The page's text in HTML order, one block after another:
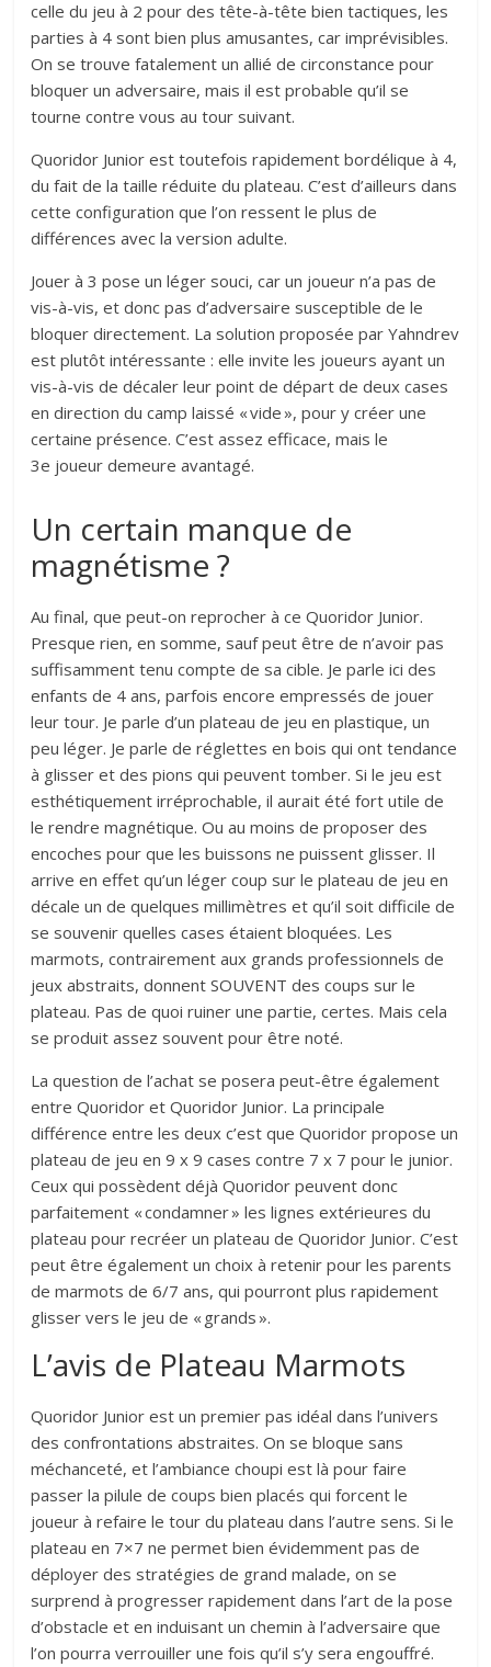
celle du jeu à 2 pour des tête-à-tête bien tactiques, les
parties à 4 sont bien plus amusantes, car imprévisibles.
On se trouve fatalement un allié de circonstance pour
bloquer un adversaire, mais il est probable qu’il se
tourne contre vous au tour suivant.
Quoridor Junior est toutefois rapidement bordélique à 4,
du fait de la taille réduite du plateau. C’est d’ailleurs dans
cette configuration que l’on ressent le plus de
différences avec la version adulte.
Jouer à 3 pose un léger souci, car un joueur n’a pas de
vis-à-vis, et donc pas d’adversaire susceptible de le
bloquer directement. La solution proposée par Yahndrev
est plutôt intéressante : elle invite les joueurs ayant un
vis-à-vis de décaler leur point de départ de deux cases
en direction du camp laissé « vide », pour y créer une
certaine présence. C’est assez efficace, mais le
3e joueur demeure avantagé.
Un certain manque de
magnétisme ?
Au final, que peut-on reprocher à ce Quoridor Junior.
Presque rien, en somme, sauf peut être de n’avoir pas
suffisamment tenu compte de sa cible. Je parle ici des
enfants de 4 ans, parfois encore empressés de jouer
leur tour. Je parle d’un plateau de jeu en plastique, un
peu léger. Je parle de réglettes en bois qui ont tendance
à glisser et des pions qui peuvent tomber. Si le jeu est
esthétiquement irréprochable, il aurait été fort utile de
le rendre magnétique. Ou au moins de proposer des
encoches pour que les buissons ne puissent glisser. Il
arrive en effet qu’un léger coup sur le plateau de jeu en
décale un de quelques millimètres et qu’il soit difficile de
se souvenir quelles cases étaient bloquées. Les
marmots, contrairement aux grands professionnels de
jeux abstraits, donnent SOUVENT des coups sur le
plateau. Pas de quoi ruiner une partie, certes. Mais cela
se produit assez souvent pour être noté.
La question de l’achat se posera peut-être également
entre Quoridor et Quoridor Junior. La principale
différence entre les deux c’est que Quoridor propose un
plateau de jeu en 9 x 9 cases contre 7 x 7 pour le junior.
Ceux qui possèdent déjà Quoridor peuvent donc
parfaitement « condamner » les lignes extérieures du
plateau pour recréer un plateau de Quoridor Junior. C’est
peut être également un choix à retenir pour les parents
de marmots de 6/7 ans, qui pourront plus rapidement
glisser vers le jeu de « grands ».
L’avis de Plateau Marmots
Quoridor Junior est un premier pas idéal dans l’univers
des confrontations abstraites. On se bloque sans
méchanceté, et l’ambiance choupi est là pour faire
passer la pilule de coups bien placés qui forcent le
joueur à refaire le tour du plateau dans l’autre sens. Si le
plateau en 7×7 ne permet bien évidemment pas de
déployer des stratégies de grand malade, on se
surprend à progresser rapidement dans l’art de la pose
d’obstacle et en induisant un chemin à l’adversaire que
l’on pourra verrouiller une fois qu’il s’y sera engouffré.